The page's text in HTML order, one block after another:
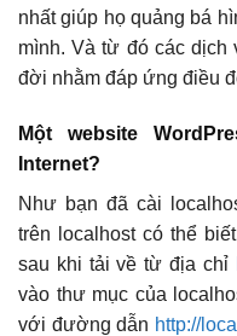
nhất giúp họ quảng bá
mình. Và từ đó các dịch
đời nhằm đáp ứng điều
Một website
Internet?
Như bạn đã cài
trên localhost có thể
sau khi tải về từ địa chỉ
vào thư mục của
với đường dẫn http://